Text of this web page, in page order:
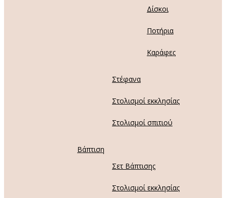
Δίσκοι
Ποτήρια
Καράφες
Στέφανα
Στολισμοί εκκλησίας
Στολισμοί σπιτιού
Βάπτιση
Σετ Βάπτισης
Στολισμοί εκκλησίας